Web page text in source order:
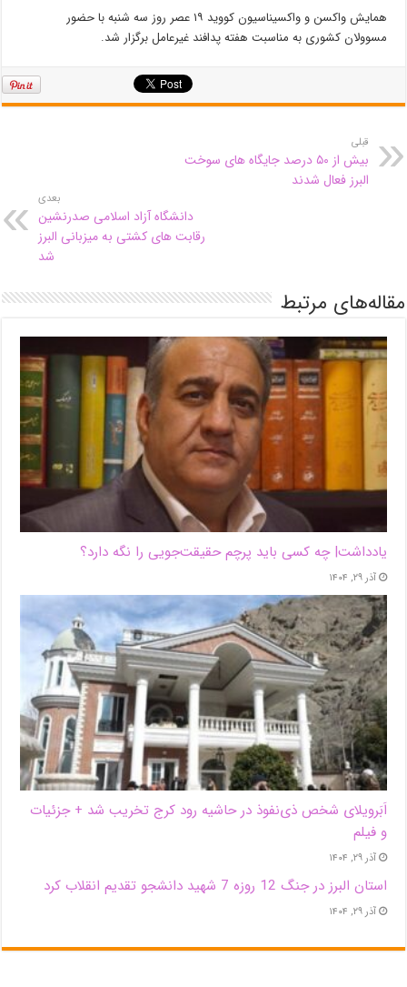
همایش واکسن و واکسیناسیون کووید ۱۹ عصر روز سه شنبه با حضور
مسوولان کشوری به مناسبت هفته پدافند غیرعامل برگزار شد.
قبلی
بیش از ۵۰ درصد جایگاه های سوخت
البرز فعال شدند
بعدی
دانشگاه آزاد اسلامی صدرنشین
رقابت های کشتی به میزبانی البرز
شد
مقاله‌های مرتبط
یادداشت| ‌چه کسی باید پرچم حقیقت‌جویی را نگه دارد؟
آذر ۲۹, ۱۴۰۴
اَبَر‌ویلای شخص ذی‌نفوذ در حاشیه‌ رود کرج تخریب شد + جزئیات
و فیلم
آذر ۲۹, ۱۴۰۴
استان البرز در جنگ 12 روزه 7 شهید دانشجو تقدیم انقلاب کرد
آذر ۲۹, ۱۴۰۴